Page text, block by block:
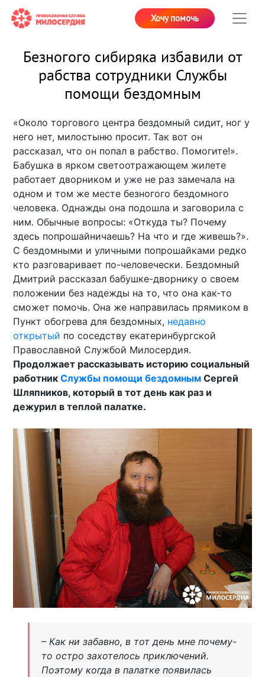
Хочу помочь
Безногого сибиряка избавили от
рабства сотрудники Службы
помощи бездомным
«Около торгового центра бездомный сидит, ног у
него нет, милостыню просит. Так вот он
рассказал, что он попал в рабство. Помогите!».
Бабушка в ярком светоотражающем жилете
работает дворником и уже не раз замечала на
одном и том же месте безногого бездомного
человека. Однажды она подошла и заговорила с
ним. Обычные вопросы: «Откуда ты? Почему
здесь попрошайничаешь? На что и где живешь?».
С бездомными и уличными попрошайками редко
кто разговаривает по-человечески. Бездомный
Дмитрий рассказал бабушке-дворнику о своем
положении без надежды на то, что она как-то
сможет помочь. Она же направилась прямиком в
Пункт обогрева для бездомных, недавно
открытый по соседству екатеринбургской
Православной Службой Милосердия.
Продолжает рассказывать историю социальный
работникСлужбы помощи бездомным Сергей
Шляпников, который в тот день как раз и
дежурил в теплой палатке.
– Как ни забавно, в тот день мне почему-
то остро захотелось приключений.
Поэтому когда в палатке появилась